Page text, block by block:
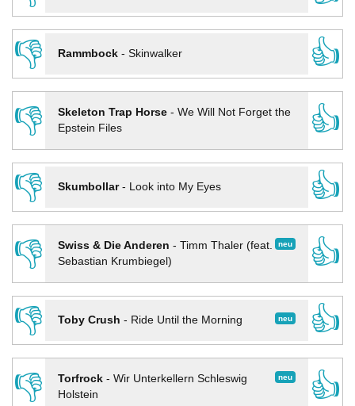
👎
Rammbock- Skinwalker
👍
👎
Skeleton Trap Horse- We Will Not Forget the
Epstein Files
👍
👎
Skumbollar- Look into My Eyes
👍
👎
neu
Swiss & Die Anderen - Timm Thaler (feat.
Sebastian Krumbiegel)
👍
👎
neu
Toby Crush - Ride Until the Morning
👍
👎
neu
Torfrock- Wir Unterkellern Schleswig
Holstein
👍